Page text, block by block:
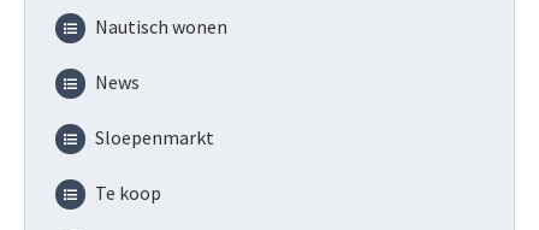
Nautisch wonen
News
Sloepenmarkt
Te koop